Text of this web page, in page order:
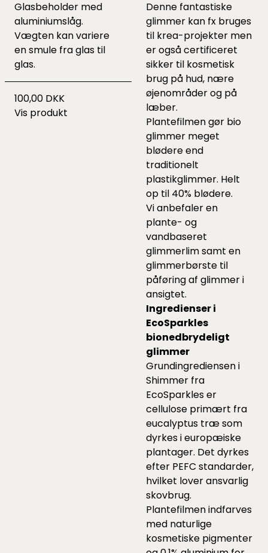
Glasbeholder med
aluminiums­låg.
Vægten kan variere
en smule fra glas til
glas.
100,00 DKK
Vis produkt
Denne fantastiske
glimmer kan fx bruges
til krea-projekter men
er også certificeret
sikker til kosmetisk
brug på hud, nære
øjenområder og på
læber.
Plantefilmen gør bio
glimmer meget
blødere end
traditionelt
plastikglimmer. Helt
op til 40% blødere.
Vi anbefaler en
plante- og
vandbaseret
glimmerlimsamt en
glimmerbørste til
påføring af glimmer i
ansigtet.
Ingredienser i
EcoSparkles
bionedbrydeligt
glimmer
Grundingrediensen i
Shimmer fra
EcoSparkles er
cellulose primært fra
eucalyptus træ som
dyrkes i europæiske
plantager. Det dyrkes
efter PEFC standarder,
hvilket lover ansvarlig
skovbrug.
Plantefilmen indfarves
med naturlige
kosmetiske pigmenter